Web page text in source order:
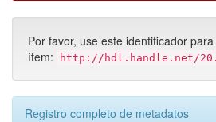
Por favor, use este identificador
ítem:
http://hdl.handle.net/
Registro completo de metadatos